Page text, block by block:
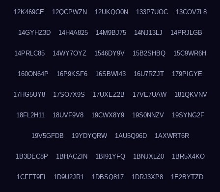
12K469CE 12QCPWZN 12UKQO0N 133P7UOC 13COV7L8
14GYHZ3D 14H4A825 14M9BJ75 14NJ13LJ 14PRJLGB
14PRLC85 14WY7OYZ 1546DY9V 15B2SHBQ 15C9WR6H
160ON64P 16P9KSF6 16SBWI43 16U7RZJT 179PIGYE
17HG5UY8 17SO7X9S 17UXEZ2B 17VE7UAW 181QKVNV
18FL2H11 18UVF9V8 19CWX8Y9 19S0NNZV 19SYNG2F
19V5GFDB 19YDYQRW 1AU5Q96D 1AXWRT6R
1B3DEC8P 1BHACZIN 1BI91YFQ 1BNJXLZ0 1BR5X4KO
1CFFT9FI 1D9U2JR1 1DBSQ817 1DRJ3XP8 1E2BYTZD